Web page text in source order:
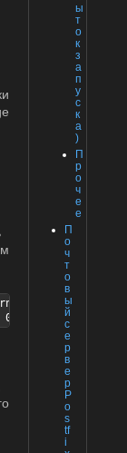
ы
т
о
к
з
а
п
у
с
к
а
)
П
р
о
ч
е
е
П
о
ч
т
о
в
ы
й
с
е
р
в
е
р
P
o
s
tf
i
invalid
0,